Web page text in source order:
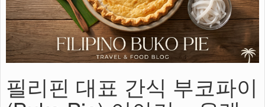
필리핀 대표 간식 부코파이